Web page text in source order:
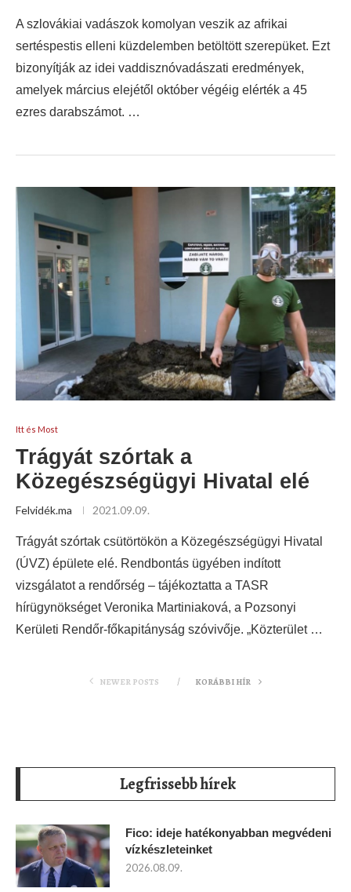
A szlovákiai vadászok komolyan veszik az afrikai
sertéspestis elleni küzdelemben betöltött szerepüket. Ezt
bizonyítják az idei vaddisznóvadászati eredmények,
amelyek március elejétől október végéig elérték a 45
ezres darabszámot. …
Itt és Most
Trágyát szórtak a
Közegészségügyi Hivatal elé
Felvidék.ma 2021.09.09.
Trágyát szórtak csütörtökön a Közegészségügyi Hivatal
(ÚVZ) épülete elé. Rendbontás ügyében indított
vizsgálatot a rendőrség – tájékoztatta a TASR
hírügynökséget Veronika Martiniaková, a Pozsonyi
Kerületi Rendőr-főkapitányság szóvivője. „Közterület …
NEWER POSTS KORÁBBI HÍR
Legfrissebb hírek
Fico: ideje hatékonyabban megvédeni
vízkészleteinket
2026.08.09.